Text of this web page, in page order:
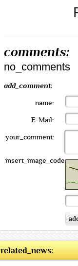
comments:
no_comments
add_comment:
name:
E-Mail:
your_comment:
insert_image_code:
related_news: